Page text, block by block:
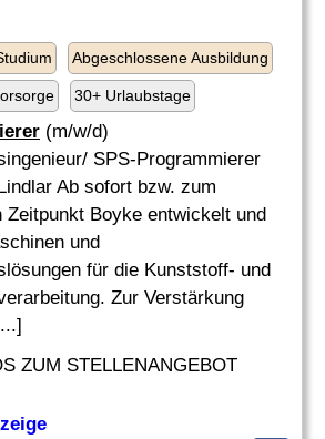
Abgeschlossene Ausbildung
30+ Urlaubstage
(m/w/d)
SPS-Programmierer
Ab sofort bzw. zum
Zeitpunkt Boyke entwickelt und
und
für die Kunststoff- und
Zur Verstärkung
ZUM STELLENANGEBOT